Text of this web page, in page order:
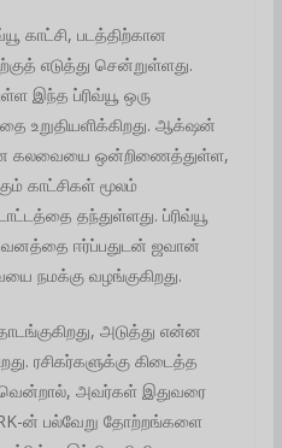
காட்சி, படத்திற்கான
எடுத்து சென்றுள்ளது.
இந்த ப்ரிவ்யூ ஒரு
உறுதியளிக்கிறது. ஆக்‌ஷன்
கலவையை ஒன்றிணைத்துள்ள,
காட்சிகள் மூலம்
தந்துள்ளது. ப்ரிவ்யூ
ஈர்ப்பதுடன் ஜவான்
நமக்கு வழங்குகிறது.
அடுத்து என்ன
ரசிகர்களுக்கு கிடைத்த
அவர்கள் இதுவரை
ன் பல்வேறு தோற்றங்களை